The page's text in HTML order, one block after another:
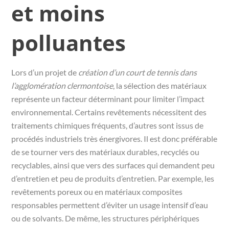
et moins
polluantes
Lors d’un projet de création d’un court de tennis dans
l’agglomération clermontoise, la sélection des matériaux
représente un facteur déterminant pour limiter l’impact
environnemental. Certains revêtements nécessitent des
traitements chimiques fréquents, d’autres sont issus de
procédés industriels très énergivores. Il est donc préférable
de se tourner vers des matériaux durables, recyclés ou
recyclables, ainsi que vers des surfaces qui demandent peu
d’entretien et peu de produits d’entretien. Par exemple, les
revêtements poreux ou en matériaux composites
responsables permettent d’éviter un usage intensif d’eau
ou de solvants. De même, les structures périphériques